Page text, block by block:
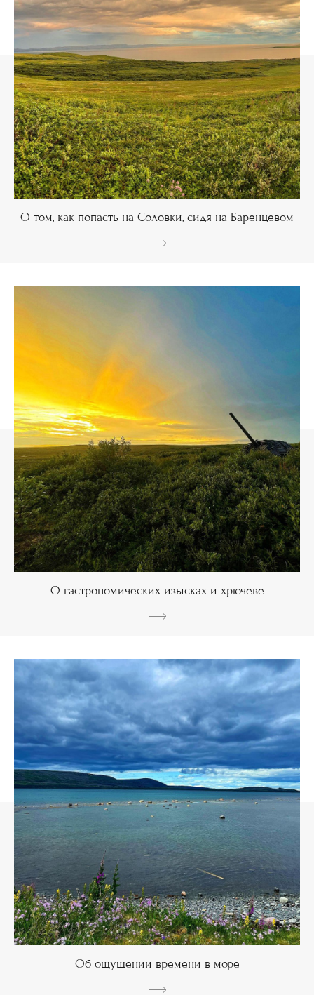
О том, как попасть на Соловки, сидя на Баренцевом
О гастрономических изысках и хрючеве
Об ощущении времени в море